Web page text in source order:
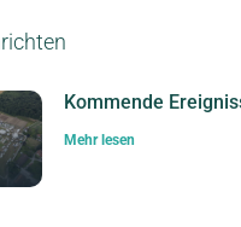
Kommende
Mehr lesen